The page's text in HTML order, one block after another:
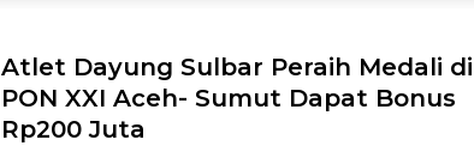
Atlet Dayung Sulbar Peraih Medali di
PON XXI Aceh- Sumut Dapat Bonus
Rp200 Juta